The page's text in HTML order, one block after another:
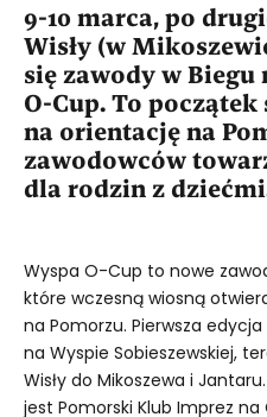
9-10 marca, po
Wisły (w
się zawody w Biegu
O-Cup. To
na orientację na
zawodowców
dla rodzin z
Wyspa O-Cup to nowe
które wczesną wiosną
na Pomorzu. Pierwsza
na Wyspie Sobieszewskiej,
Wisły do Mikoszewa i
jest Pomorski Klub Imprez